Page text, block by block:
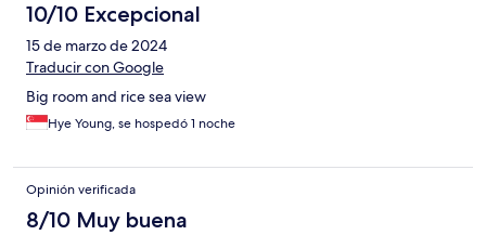
10/10 Excepcional
15 de marzo de 2024
Traducir con Google
Big room and rice sea view
Hye Young, se hospedó 1 noche
Opinión verificada
8/10 Muy buena